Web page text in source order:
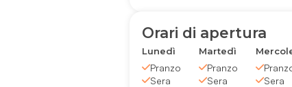
Orari di apertura
Lunedì
Pranzo
Sera
Martedì
Pranzo
Sera
Sera